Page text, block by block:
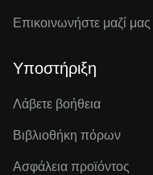
Επικοινωνήστε μαζί μας
Υποστήριξη
Λάβετε βοήθεια
Βιβλιοθήκη πόρων
Ασφάλεια προϊόντος